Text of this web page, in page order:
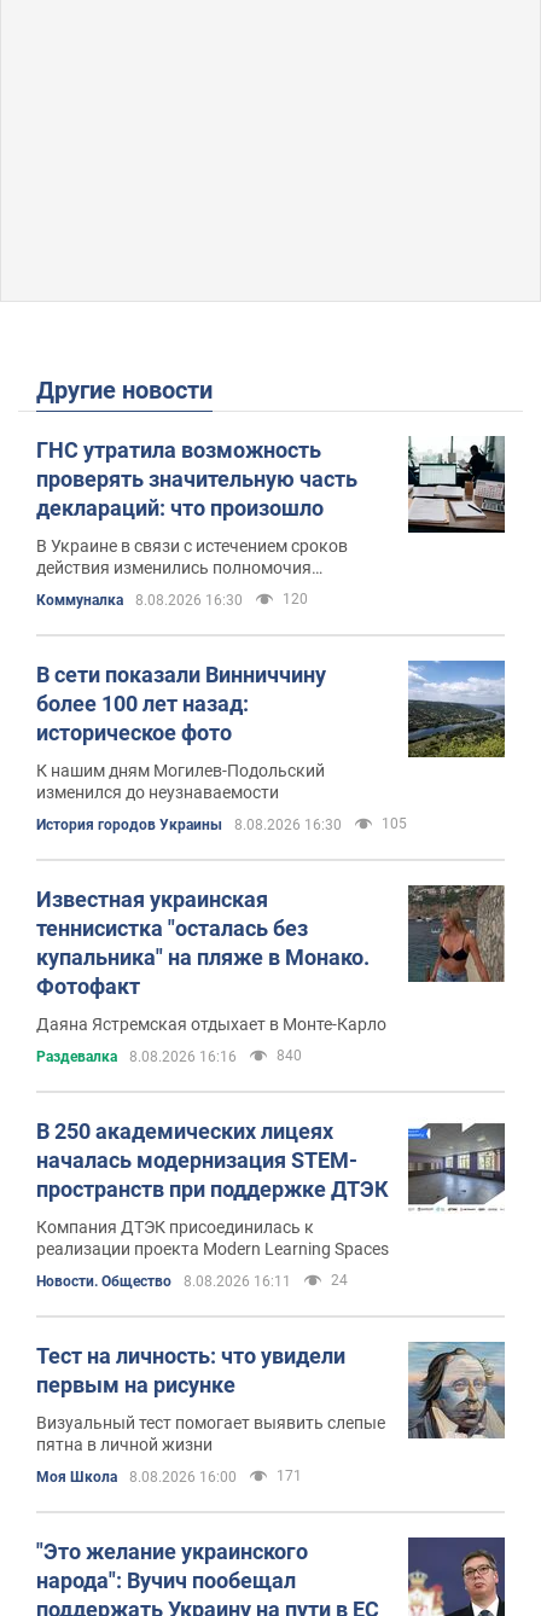
Другие новости
ГНС утратила возможность
проверять значительную часть
деклараций: что произошло
В Украине в связи с истечением сроков
действия изменились полномочия
Коммуналка 8.08.2026 16:30 120
В сети показали Винниччину
более 100 лет назад:
историческое фото
К нашим дням Могилев-Подольский
изменился до неузнаваемости
История городов Украины 8.08.2026 16:30 105
Известная украинская
теннисистка "осталась без
купальника" на пляже в Монако.
Фотофакт
Даяна Ястремская отдыхает в Монте-Карло
Раздевалка 8.08.2026 16:16 840
В 250 академических лицеях
началась модернизация STEM-
пространств при поддержке ДТЭК
Компания ДТЭК присоединилась к
реализации проекта Modern Learning Spaces
Новости. Общество 8.08.2026 16:11 24
Тест на личность: что увидели
первым на рисунке
Визуальный тест помогает выявить слепые
пятна в личной жизни
Моя Школа 8.08.2026 16:00 171
"Это желание украинского
народа": Вучич пообещал
поддержать Украину на пути в ЕС